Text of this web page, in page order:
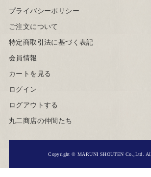
プライバシーポリシー
ご注文について
特定商取引法に基づく表記
会員情報
カートを見る
ログイン
ログアウトする
丸二商店の仲間たち
Copyright © MARUNI SHOUTEN Co.,Ltd. All